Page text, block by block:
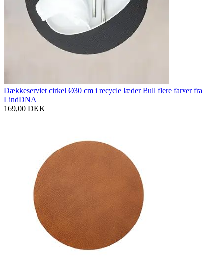
Dækkeserviet cirkel Ø30 cm i recycle læder Bull flere farver fra
LindDNA
169,00 DKK